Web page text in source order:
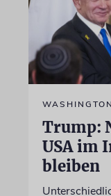
Trump:
USA im
bleiben